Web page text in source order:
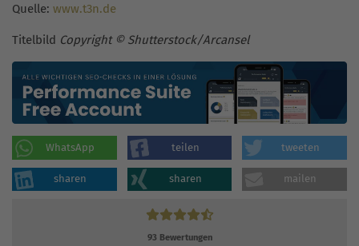
Quelle: www.t3n.de
Titelbild Copyright © Shutterstock/Arcansel
WhatsApp teilen tweeten
sharen sharen mailen
93 Bewertungen